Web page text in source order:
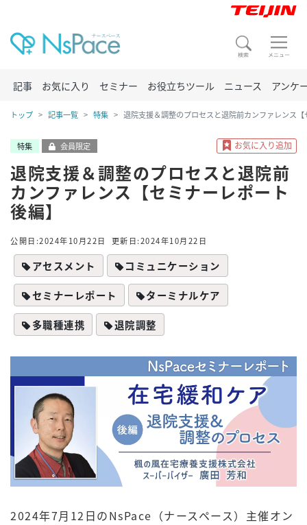
記事 お気に入り セミナー お役立ちツール ニュース アンケ
トップ 記事一覧 特集 退院支援＆調整のプロセスと退院前カンファレンス
特集 会員限定
退院支援＆調整のプロセスと退院前
カンファレンス【セミナーレポート
後編】
公開日:2024年10月22日 更新日:2024年10月22日
アセスメント コミュニケーション
セミナーレポート ターミナルケア
多職種連携 退院調整
2024年7月12日のNsPace（ナースペース）主催オン